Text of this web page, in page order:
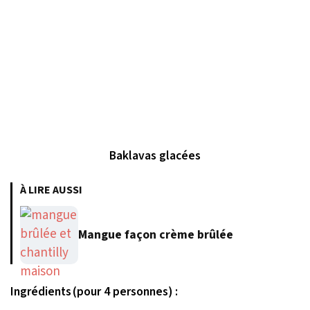
Baklavas glacées
À LIRE AUSSI
Mangue façon crème brûlée
Ingrédients (pour 4 personnes) :